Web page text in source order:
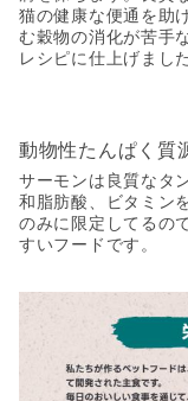
猫の健康な便通を助
む穀物の消化が苦手
レシピに仕上げました
動物性たんぱく質
サーモンは良質なタ
和脂肪酸、ビタミン
のみに限定してるの
すいフードです。